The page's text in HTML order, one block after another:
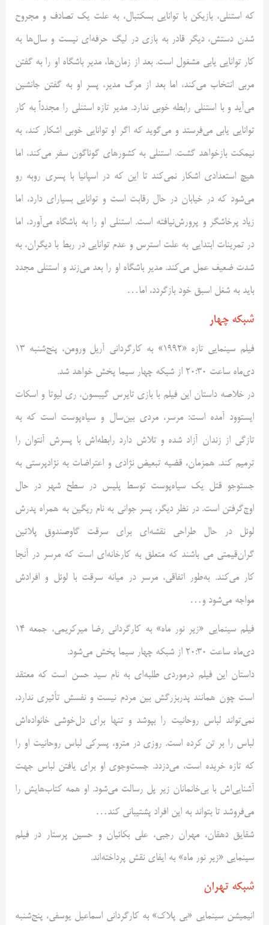
که استنلی، بازیکن با توانایی بسکتبال، به علت یک تصادف و مجروح
شدن دستش، دیگر قادر به بازی در لیگ حرفه‌ای نیست و سال‌ها به
کار توانایی یابی مشغول است. بعد از زمان‌ها، مدیر باشگاه او را به گفتن
مربی انتخاب می‌کند، اما بعد از مرگ مدیر، پسر او به گفتن جانشین
می‌آید و با استنلی رابطه خوبی ندارد. مدیر تازه استنلی را مجدداً به کار
توانایی یابی می‌فرستد و می‌گوید که اگر او توانایی خوبی اشکار کند، به
نیمکت بازخواهد گشت. استنلی به کشورهای گوناگون سفر می‌کند، اما
هیچ استعدادی اشکار نمی‌کند تا این که در اسپانیا با پسری روبه رو
می‌شود که در خیابان در حال رقابت است و توانایی بسیار‌ای دارد، اما
زیاد پرخاشگر و پرورش‌نیافته است. استنلی او را به باشگاه می‌آورد، اما
در تمرینات ابتدایی به علت استرس و عدم توانایی در ربط با دیگران، به
شدت ضعیف عمل می‌کند. مدیر باشگاه او را بعد می‌زند و استنلی مجدد
باید به شغل اسبق خود بازگردد، اما…
شبکه چهار
فیلم سینمایی تازه «1992» به کارگردانی آریل ورومن، پنج‌شنبه 13
دی‌ماه ساعت 20:30 از شبکه چهار سیما پخش خواهد شد.
در خلاصه داستان این فیلم با بازی تایرس گیبسون، ری لیوتا و اسکات
ایستوود آمده است: مرسر، مردی بین‌سال و سیاه‌پوست است که به
تازگی از زندان آزاد شده و تلاش دارد رابطه‌اش با پسرش آنتوان را
ترمیم کند. همزمان، قضیه تبعیض نژادی و اعتراضات به نژادپرستی به
جستوجو قتل یک سیاه‌پوست توسط پلیس در سطح شهر در حال
اوج‌گرفتن است. در نظر دیگر، پسر جوانی به نام ریگین به همراه پدرش
لوئل در حال طراحی نقشه‌ای برای سرقت گاوصندوق پلاتین
گران‌قیمتی می باشند که متعلق به کارخانه‌ای است که مرسر در آنجا
کار می‌کند. به‌طور اتفاقی، مرسر در میانه سرقت با لوئل و افرادش
مواجه می‌شود و…
فیلم سینمایی «زیر نور ماه» به کارگردانی رضا میرکریمی، جمعه 14
دی‌ماه ساعت 20:30 از شبکه چهار سیما پخش می‌شود.
داستان این فیلم درمورد‌ی طلبه‌ای به نام سید حسن است که معتقد
است چون همانند پدربزرگش بین مردم نیست و نفسش تأثیری ندارد،
نمی‌تواند لباس روحانیت را بپوشد و تنها برای دل‌خوشی خانواده‌اش
لباس را بر تن کرده است. روزی در مترو، پسرکی لباس روحانیت او را
که تازه خریده است، می‌دزدد. جست‌وجوی او برای یافتن لباس جهت
آشنایی‌اش با بی‌خانمانان زیر پل رسالت می‌شود. او همه کتاب‌هایش را
می‌فروشد تا بتواند به این افراد پشتیبانی کند…
شقایق دهقان، مهران رجبی، علی بکائیان و حسین پرستار در فیلم
سینمایی «زیر نور ماه» به ایفای نقش پرداخته‌اند.
شبکه تهران
انیمیشن سینمایی «بی پلاک» به کارگردانی اسماعیل یوسفی، پنج‌شنبه